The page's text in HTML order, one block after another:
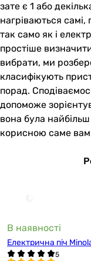
зате є 1 або
нагріваються самі,
так само як і
простіше
вибрати, ми
класифікують
порад.
допоможе
вона була
корисною саме
В наявності
Електрична піч